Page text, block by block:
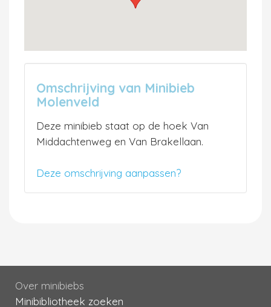
Omschrijving van Minibieb
Molenveld
Deze minibieb staat op de hoek Van
Middachtenweg en Van Brakellaan.
Deze omschrijving aanpassen?
Over minibiebs
Minibibliotheek zoeken